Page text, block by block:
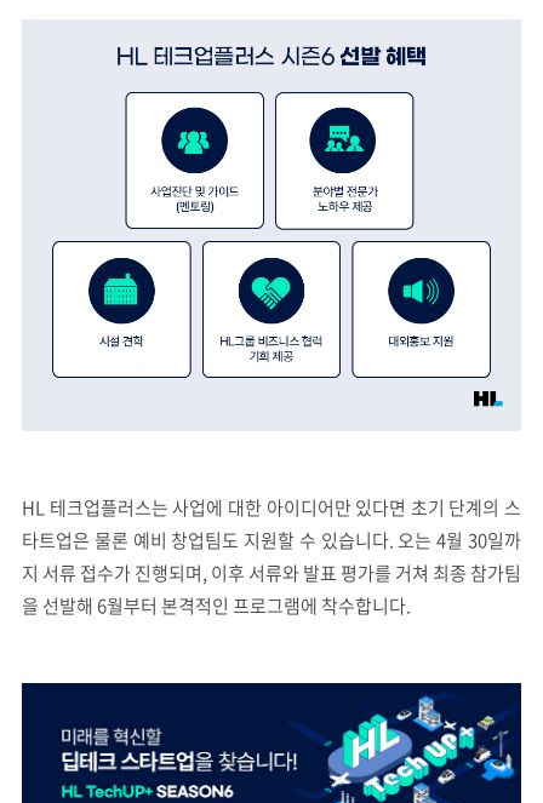
HL 테크업플러스는 사업에 대한 아이디어만 있다면 초기 단계의 스
타트업은 물론 예비 창업팀도 지원할 수 있습니다. 오는 4월 30일까
지 서류 접수가 진행되며, 이후 서류와 발표 평가를 거쳐 최종 참가팀
을 선발해 6월부터 본격적인 프로그램에 착수합니다.